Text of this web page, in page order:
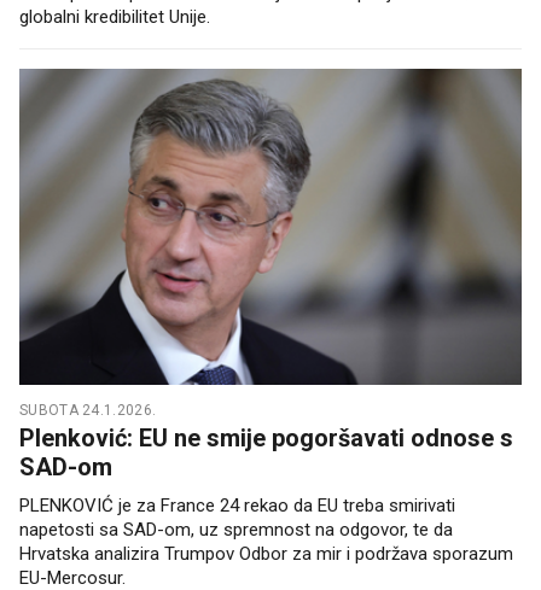
globalni kredibilitet Unije.
SUBOTA 24.1.2026.
Plenković: EU ne smije pogoršavati odnose s
SAD-om
PLENKOVIĆ je za France 24 rekao da EU treba smirivati
napetosti sa SAD-om, uz spremnost na odgovor, te da
Hrvatska analizira Trumpov Odbor za mir i podržava sporazum
EU-Mercosur.